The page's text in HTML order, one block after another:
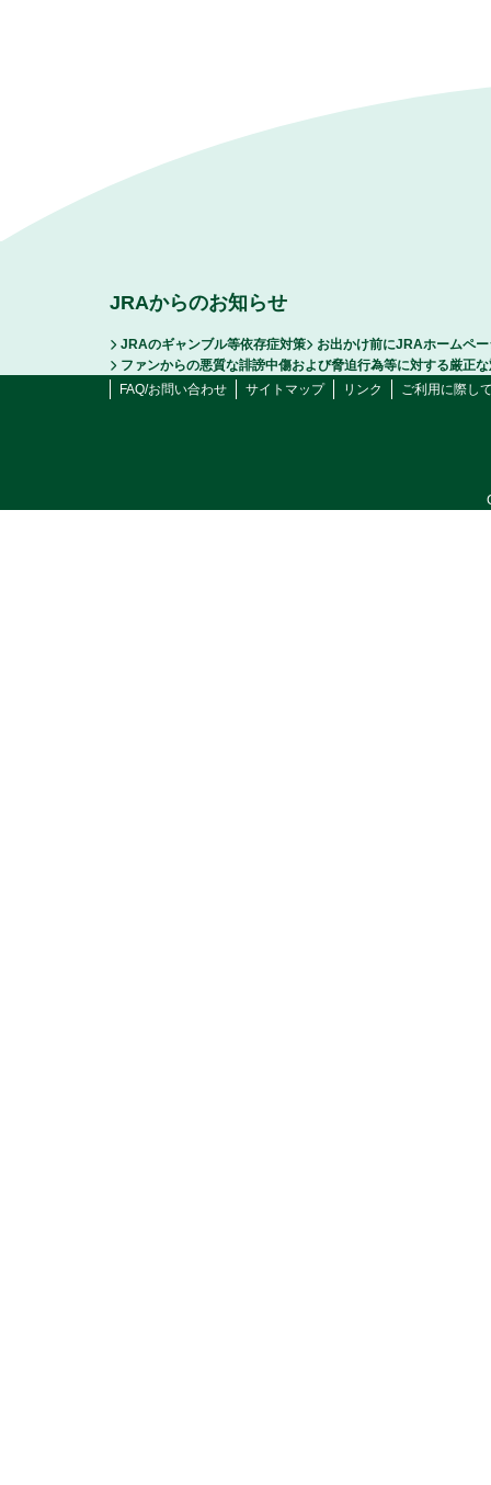
JRAからのお知らせ
JRAのギャンブル等依存症対策
お出かけ前にJRAホームペ
ファンからの悪質な誹謗中傷および脅迫行為等に対する厳正
FAQ/お問い合わせ
サイトマップ リンク ご利用に際し